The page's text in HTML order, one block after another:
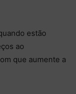
estão
ao
que aumente a